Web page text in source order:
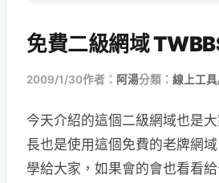
免費二級網域
2009/1/30作者： 阿湯分類： 線上工
今天介紹的這個二級網域也是
長也是使用這個免費的老牌網
學給大家，如果會的會也看看